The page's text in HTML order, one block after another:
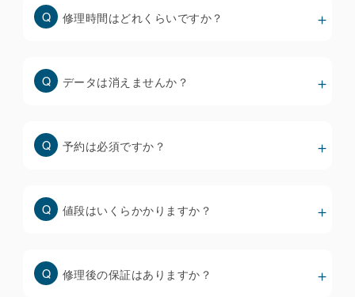
なります。
・ホームページには安い修理料金のみを提示して、来
いです。
・破損状態を軽度、重度で価格を変えている修理店も
安いディスプレイは色味やタッチ操作性が悪いだけで
なく、すぐに不具合を起こすリスクが高くなりますの
スマホ画面修理の価格と品質について
修理時間はどれくらいですか？
データは消えませんか？
予約は必須ですか？
値段はいくらかかりますか？
修理後の保証はありますか？